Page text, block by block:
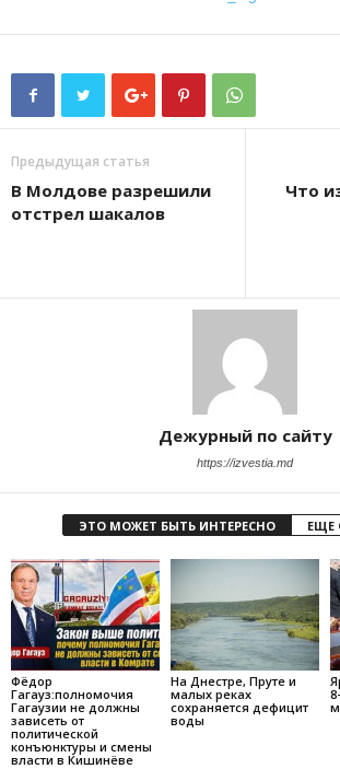
Предыдущая статья
В Молдове разрешили
отстрел шакалов
Что
Дежурный по сайту
https://izvestia.md
ЭТО МОЖЕТ БЫТЬ ИНТЕРЕСНО ЕЩЕ
Фёдор
Гагауз:полномочия
Гагаузии не должны
зависеть от
политической
конъюнктуры и смены
власти в Кишинёве
На Днестре, Пруте и
малых реках
сохраняется дефицит
воды